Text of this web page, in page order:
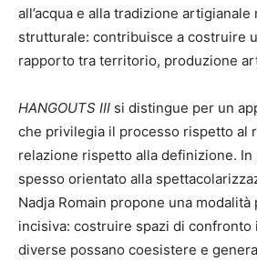
all’acqua e alla tradizione
strutturale: contribuisce a costruire
rapporto tra territorio, produzione
HANGOUTS III si distingue per un
che privilegia il processo rispetto al
relazione rispetto alla definizione. In
spesso orientato alla
Nadja Romain propone una modalità
incisiva: costruire spazi di confronto
diverse possano coesistere e